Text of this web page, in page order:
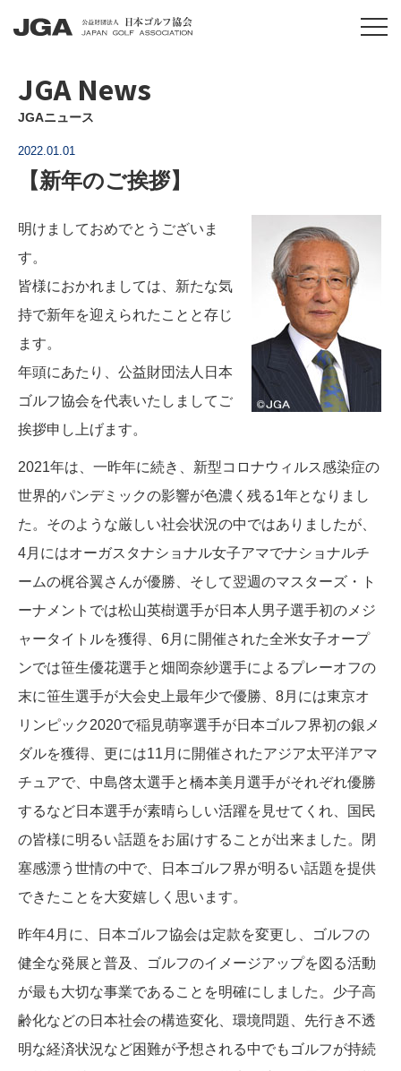
JGA News
JGAニュース
2022.01.01
【新年のご挨拶】
明けましておめでとうございま
す。
皆様におかれましては、新たな気
持で新年を迎えられたことと存じ
ます。
年頭にあたり、公益財団法人日本
ゴルフ協会を代表いたしましてご
挨拶申し上げます。
2021年は、一昨年に続き、新型コロナウィルス感染症の
世界的パンデミックの影響が色濃く残る1年となりまし
た。そのような厳しい社会状況の中ではありましたが、
4月にはオーガスタナショナル女子アマでナショナルチ
ームの梶谷翼さんが優勝、そして翌週のマスターズ・ト
ーナメントでは松山英樹選手が日本人男子選手初のメジ
ャータイトルを獲得、6月に開催された全米女子オープ
ンでは笹生優花選手と畑岡奈紗選手によるプレーオフの
末に笹生選手が大会史上最年少で優勝、8月には東京オ
リンピック2020で稲見萌寧選手が日本ゴルフ界初の銀メ
ダルを獲得、更には11月に開催されたアジア太平洋アマ
チュアで、中島啓太選手と橋本美月選手がそれぞれ優勝
するなど日本選手が素晴らしい活躍を見せてくれ、国民
の皆様に明るい話題をお届けすることが出来ました。閉
塞感漂う世情の中で、日本ゴルフ界が明るい話題を提供
できたことを大変嬉しく思います。
昨年4月に、日本ゴルフ協会は定款を変更し、ゴルフの
健全な発展と普及、ゴルフのイメージアップを図る活動
が最も大切な事業であることを明確にしました。少子高
齢化などの日本社会の構造変化、環境問題、先行き不透
明な経済状況など困難が予想される中でもゴルフが持続